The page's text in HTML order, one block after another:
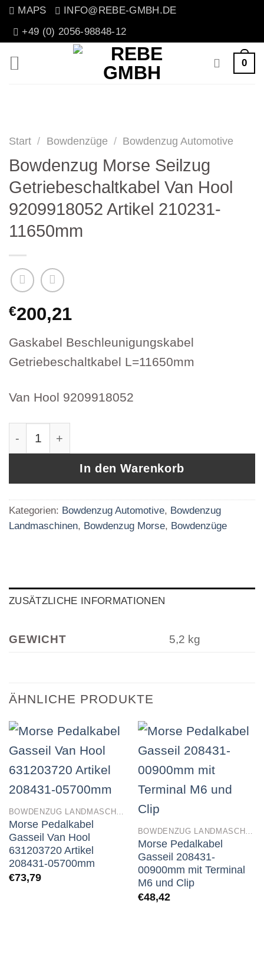
Zum
Inhalt
MAPS
INFO@REBE-GMBH.DE
+49 (0) 2056-98848-12
0
Start / Bowdenzüge / Bowdenzug Automotive
Bowdenzug Morse Seilzug
Getriebeschaltkabel Van Hool
9209918052 Artikel 210231-
11650mm
€200,21
Gaskabel Beschleunigungskabel
Getriebeschaltkabel L=11650mm
Van Hool 9209918052
In den Warenkorb
Kategorien: Bowdenzug Automotive, Bowdenzug
Landmaschinen, Bowdenzug Morse, Bowdenzüge
ZUSÄTZLICHE INFORMATIONEN
GEWICHT 5,2 kg
ÄHNLICHE PRODUKTE
Morse Pedalkabel
Gasseil Van Hool
631203720 Artikel
208431-05700mm
€73,79
Morse Pedalkabel
Gasseil 208431-
00900mm mit Terminal
M6 und Clip
€48,42